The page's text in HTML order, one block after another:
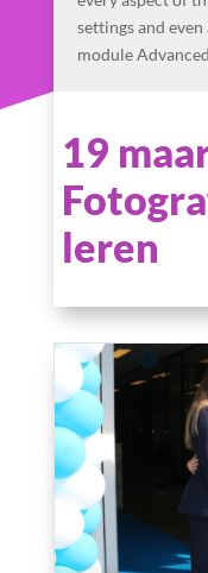
settings and
module
19
leren